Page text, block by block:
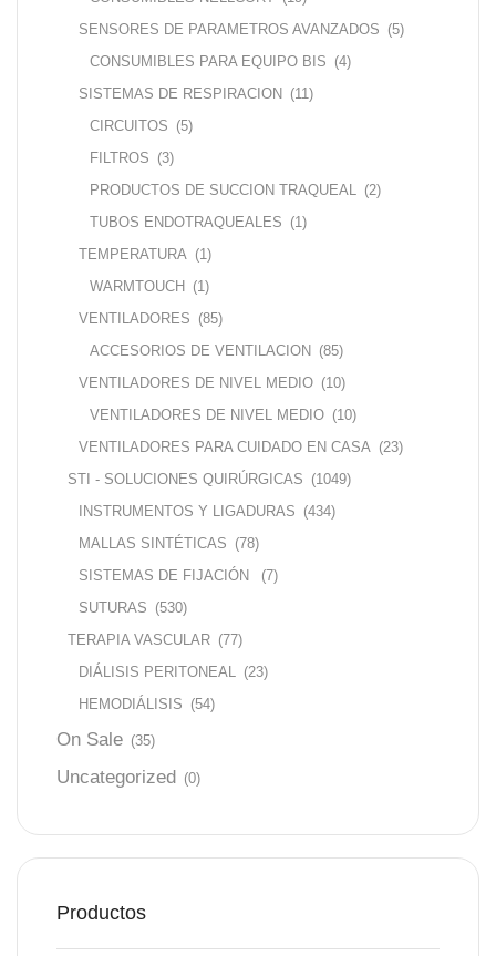
SENSORES DE PARAMETROS AVANZADOS (5)
CONSUMIBLES PARA EQUIPO BIS (4)
SISTEMAS DE RESPIRACION (11)
CIRCUITOS (5)
FILTROS (3)
PRODUCTOS DE SUCCION TRAQUEAL
(2)
TUBOS ENDOTRAQUEALES (1)
TEMPERATURA (1)
WARMTOUCH (1)
VENTILADORES (85)
ACCESORIOS DE VENTILACION (85)
VENTILADORES DE NIVEL MEDIO (10)
VENTILADORES DE NIVEL MEDIO (10)
VENTILADORES PARA CUIDADO EN CASA (23)
STI - SOLUCIONES QUIRÚRGICAS (1049)
INSTRUMENTOS Y LIGADURAS (434)
MALLAS SINTÉTICAS (78)
SISTEMAS DE FIJACIÓN
(7)
SUTURAS (530)
TERAPIA VASCULAR (77)
DIÁLISIS PERITONEAL
(23)
HEMODIÁLISIS (54)
On Sale (35)
Uncategorized (0)
Productos